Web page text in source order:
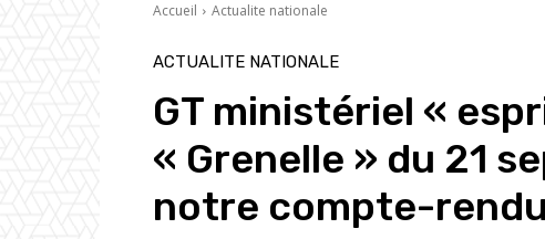
Accueil Actualite nationale
ACTUALITE NATIONALE
GT ministériel «
« Grenelle » du 21
notre compte-